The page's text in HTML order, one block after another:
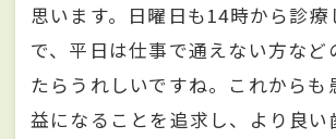
思います。日曜日も14時から診療
で、平日は仕事で通えない方など
たらうれしいですね。これからも
益になることを追求し、より良い